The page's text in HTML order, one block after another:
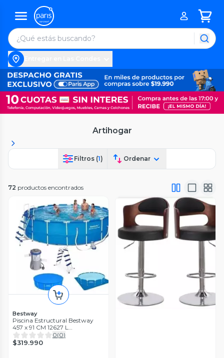
Artihogar
Filtros (1) Ordenar
72 productos encontrados
Bestway
Piscina Estructural Bestway
457 x 91 CM 12627 L
Bomba/Escala0(0)
$319.990